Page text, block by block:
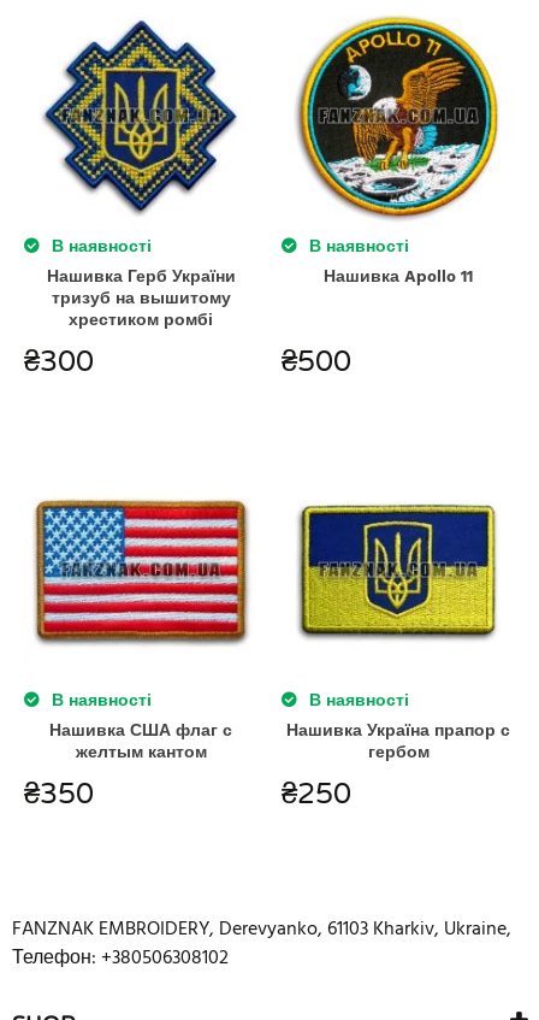
В наявності
Нашивка Герб України
тризуб на вышитому
хрестиком ромбі
₴300
В наявності
Нашивка Apollo 11
₴500
В наявності
Нашивка США флаг с
желтым кантом
₴350
В наявності
Нашивка Україна прапор с
гербом
₴250
FANZNAK EMBROIDERY, Derevyanko,61103Kharkiv, Ukraine,
Телефон: +380506308102